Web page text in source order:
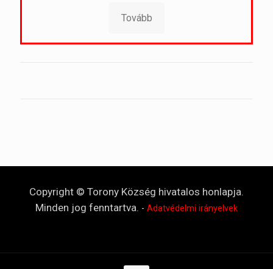
Tovább
Copyright © Torony Község hivatalos honlapja.
Minden jog fenntartva. - Adatvédelmi irányelvek